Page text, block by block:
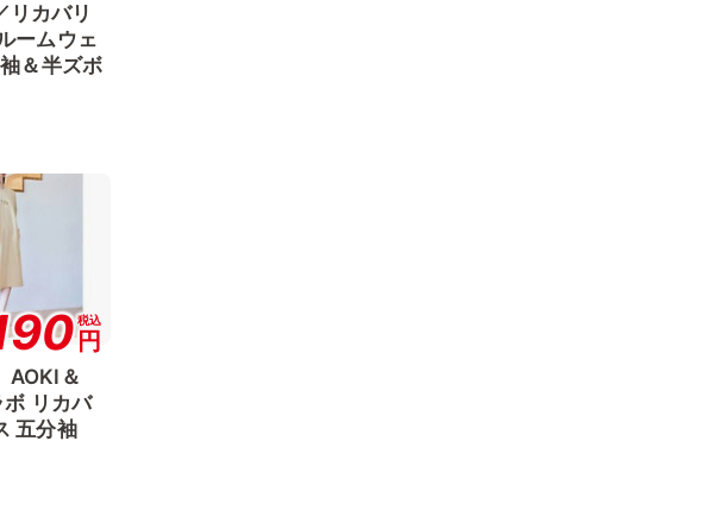
リカバリ
ームウェ
＆半ズボ
税込
円
AOKI＆
リカバ
五分袖